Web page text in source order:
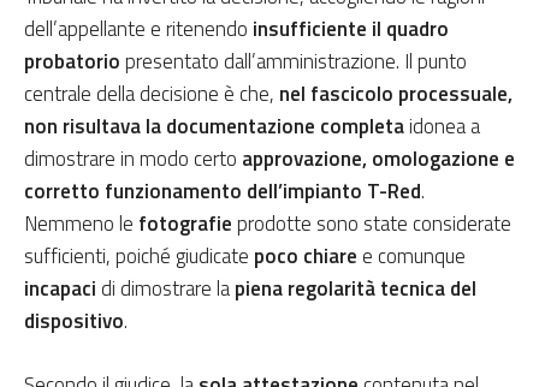
dell’appellante e ritenendo insufficiente il quadro
probatoriopresentato dall’amministrazione. Il punto
centrale della decisione è che, nel fascicolo processuale,
non risultava la documentazione completaidonea a
dimostrare in modo certo approvazione, omologazione e
corretto funzionamento dell’impianto T-Red.
Nemmeno le fotografieprodotte sono state considerate
sufficienti, poiché giudicate poco chiare e comunque
incapaci di dimostrare lapiena regolarità tecnica del
dispositivo.